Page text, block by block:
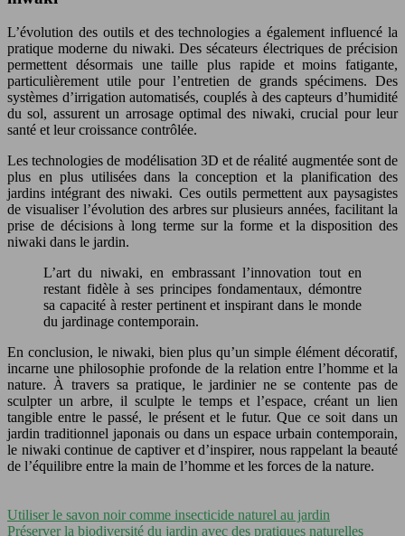
L’évolution des outils et des technologies a également influencé la
pratique moderne du niwaki. Des sécateurs électriques de précision
permettent désormais une taille plus rapide et moins fatigante,
particulièrement utile pour l’entretien de grands spécimens. Des
systèmes d’irrigation automatisés, couplés à des capteurs d’humidité
du sol, assurent un arrosage optimal des niwaki, crucial pour leur
santé et leur croissance contrôlée.
Les technologies de modélisation 3D et de réalité augmentée sont de
plus en plus utilisées dans la conception et la planification des
jardins intégrant des niwaki. Ces outils permettent aux paysagistes
de visualiser l’évolution des arbres sur plusieurs années, facilitant la
prise de décisions à long terme sur la forme et la disposition des
niwaki dans le jardin.
L’art du niwaki, en embrassant l’innovation tout en
restant fidèle à ses principes fondamentaux, démontre
sa capacité à rester pertinent et inspirant dans le monde
du jardinage contemporain.
En conclusion, le niwaki, bien plus qu’un simple élément décoratif,
incarne une philosophie profonde de la relation entre l’homme et la
nature. À travers sa pratique, le jardinier ne se contente pas de
sculpter un arbre, il sculpte le temps et l’espace, créant un lien
tangible entre le passé, le présent et le futur. Que ce soit dans un
jardin traditionnel japonais ou dans un espace urbain contemporain,
le niwaki continue de captiver et d’inspirer, nous rappelant la beauté
de l’équilibre entre la main de l’homme et les forces de la nature.
Utiliser le savon noir comme insecticide naturel au jardin
Préserver la biodiversité du jardin avec des pratiques naturelles